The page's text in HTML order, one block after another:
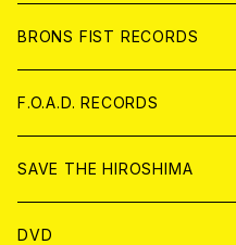
アパレル
ANALOG
BRONS FIST RECORDS
CD
ANALOG
F.O.A.D. RECORDS
CD
ANALOG
SAVE THE HIROSHIMA
アパレル
DVD